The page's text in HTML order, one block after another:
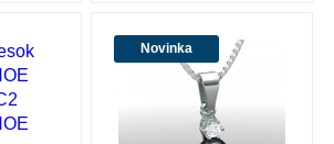
Novinka